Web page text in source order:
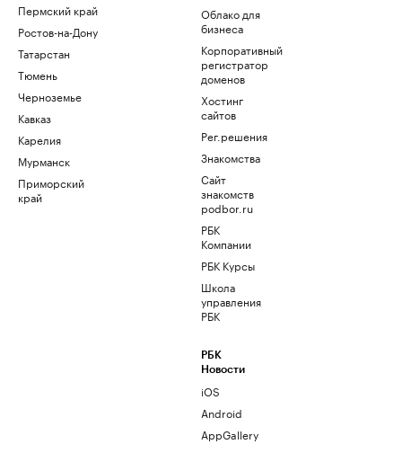
Пермский край
Ростов-на-Дону
Татарстан
Тюмень
Черноземье
Кавказ
Карелия
Мурманск
Приморский
край
Облако для
бизнеса
Корпоративный
регистратор
доменов
Хостинг
сайтов
Рег.решения
Знакомства
Сайт
знакомств
podbor.ru
РБК
Компании
РБК Курсы
Школа
управления
РБК
РБК
Новости
iOS
Android
AppGallery